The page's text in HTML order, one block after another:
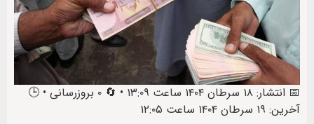
📅 انتشار: ۱۸ سرطان ۱۴۰۴ ساعت ۱۳:۰۹ • 🔄 ۰ بروزرسانی • 🕒
آخرین: ۱۹ سرطان ۱۴۰۴ ساعت ۱۲:۰۵